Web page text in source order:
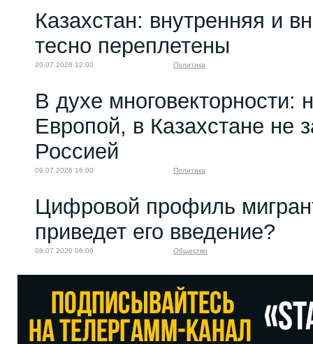
Казахстан: внутренняя и
тесно переплетены
20.07.2026 12:00 Политика
В духе многовекторности:
Европой, в Казахстане не
Россией
09.07.2026 16:00 Политика
Цифровой профиль
приведет его введение?
08.07.2026 06:00 Общество